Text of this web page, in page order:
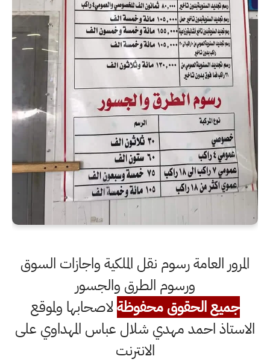
المرور العامة رسوم نقل الملكية واجازات السوق
ورسوم الطرق والجسور
جميع الحقوق محفوظةلاصحابها ولموقع
الاستاذ احمد مهدي شلال عباس المهداوي على
الانترنت